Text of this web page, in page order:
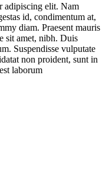
adipiscing elit. Nam
id, condimentum at,
diam. Praesent mauris
sit amet, nibh. Duis
Suspendisse vulputate
non proident, sunt in
laborum